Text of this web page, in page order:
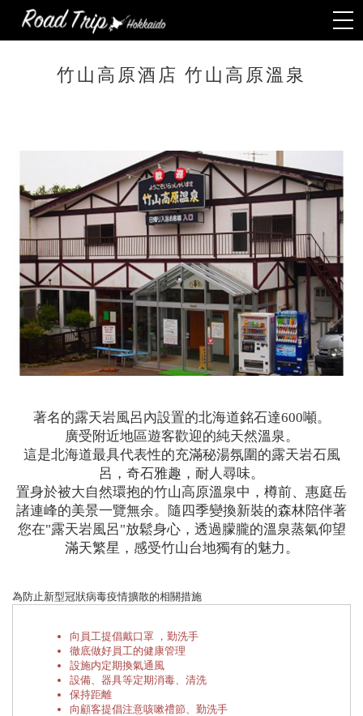
竹山高原酒店 竹山高原溫泉
著名的露天岩風呂內設置的北海道銘石達600噸。
廣受附近地區遊客歡迎的純天然溫泉。
這是北海道最具代表性的充滿秘湯氛圍的露天岩石風
呂，奇石雅趣，耐人尋味。
置身於被大自然環抱的竹山高原溫泉中，樽前、惠庭岳
諸連峰的美景一覽無余。隨四季變換新裝的森林陪伴著
您在"露天岩風呂"放鬆身心，透過朦朧的溫泉蒸氣仰望
滿天繁星，感受竹山台地獨有的魅力。
為防止新型冠狀病毒疫情擴散的相關措施
向員工提倡戴口罩 ，勤洗手
徹底做好員工的健康管理
設施内定期換氣通風
設備、器具等定期消毒、清洗
保持距離
向顧客提倡注意咳嗽禮節、勤洗手